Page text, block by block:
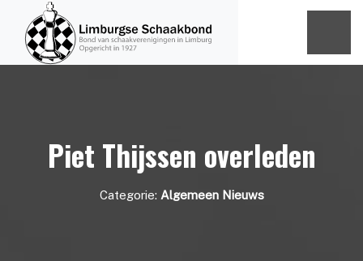
Piet Thijssen overleden
Categorie: Algemeen Nieuws